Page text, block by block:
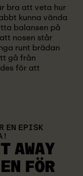
bra att veta hur
kunna vända
balansen på
nosen står
runt brädan
gå från
för att
EN EPISK
AWAY
FÖR